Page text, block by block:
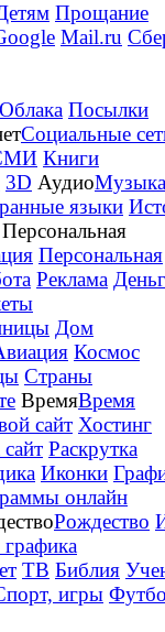
Прощание
Mail.ru
Облака Посылки
Социальные
Книги
3D Аудио
языки
Персональная
Персональная
Реклама
Дом
Космос
Страны
ВремяВремя
сайт Хостинг
Раскрутка
Иконки
онлайн
Рождество
графика
ТВ Библия
игры